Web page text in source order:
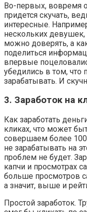
Во-первых, вовремя
придется скучать,
интересные.
нескольких
можно доверять, а
поделиться
впервые
убедились в том, что
зарабатывать. И
3. Заработок на
Как заработать
кликах, что может
совершаем более
не зарабатывать на
проблем не будет.
капчи и просмотрах
больше просмотров
а значит, выше и
Простой заработок.